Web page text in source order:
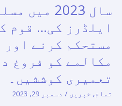
غیر
معمولی
کوششیں۔
سال 2023
ایلڈرز کی… قوم
مستحکم کرنے اور
مکالمے کو فروغ
تعمیری کوششیں۔
تمام, خبریں / دسمبر 29, 2023
سال
میں
مسلم
کونسل
ایلڈرز
کی…